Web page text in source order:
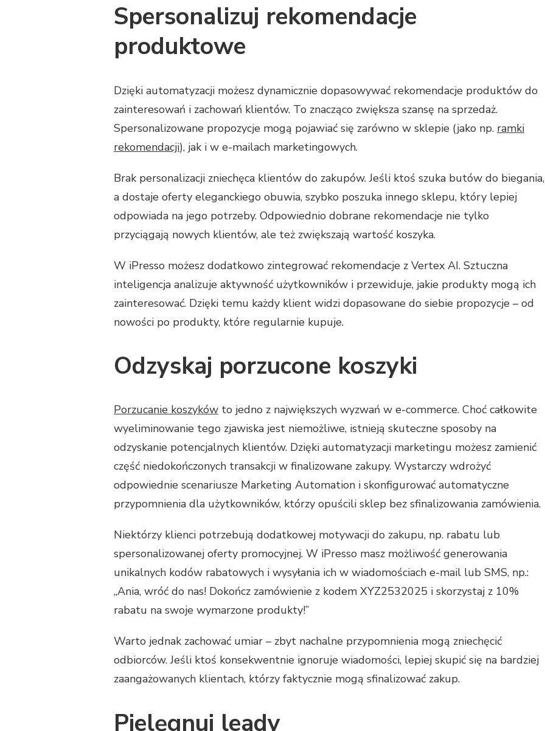
MARKETINGU
COMMERCE,
SPRZEDAŻ
Spersonalizuj rekomendacje
produktowe
Dzięki automatyzacji możesz dynamicznie dopasowywać rekomendacje produktów do
zainteresowań i zachowań klientów. To znacząco zwiększa szansę na sprzedaż.
Spersonalizowane propozycje mogą pojawiać się zarówno w sklepie (jako np. ramki
rekomendacji), jak i w e-mailach marketingowych.
Brak personalizacji zniechęca klientów do zakupów. Jeśli ktoś szuka butów do biegania,
a dostaje oferty eleganckiego obuwia, szybko poszuka innego sklepu, który lepiej
odpowiada na jego potrzeby. Odpowiednio dobrane rekomendacje nie tylko
przyciągają nowych klientów, ale też zwiększają wartość koszyka.
W iPresso możesz dodatkowo zintegrować rekomendacje z Vertex AI. Sztuczna
inteligencja analizuje aktywność użytkowników i przewiduje, jakie produkty mogą ich
zainteresować. Dzięki temu każdy klient widzi dopasowane do siebie propozycje – od
nowości po produkty, które regularnie kupuje.
Odzyskaj porzucone koszyki
Porzucanie koszyków to jedno z największych wyzwań w e-commerce. Choć całkowite
wyeliminowanie tego zjawiska jest niemożliwe, istnieją skuteczne sposoby na
odzyskanie potencjalnych klientów. Dzięki automatyzacji marketingu możesz zamienić
część niedokończonych transakcji w finalizowane zakupy. Wystarczy wdrożyć
odpowiednie scenariusze Marketing Automation i skonfigurować automatyczne
przypomnienia dla użytkowników, którzy opuścili sklep bez sfinalizowania zamówienia.
Niektórzy klienci potrzebują dodatkowej motywacji do zakupu, np. rabatu lub
spersonalizowanej oferty promocyjnej. W iPresso masz możliwość generowania
unikalnych kodów rabatowych i wysyłania ich w wiadomościach e-mail lub SMS, np.:
„Ania, wróć do nas! Dokończ zamówienie z kodem XYZ2532025 i skorzystaj z 10%
rabatu na swoje wymarzone produkty!”
Warto jednak zachować umiar – zbyt nachalne przypomnienia mogą zniechęcić
odbiorców. Jeśli ktoś konsekwentnie ignoruje wiadomości, lepiej skupić się na bardziej
zaangażowanych klientach, którzy faktycznie mogą sfinalizować zakup.
Pielęgnuj leady